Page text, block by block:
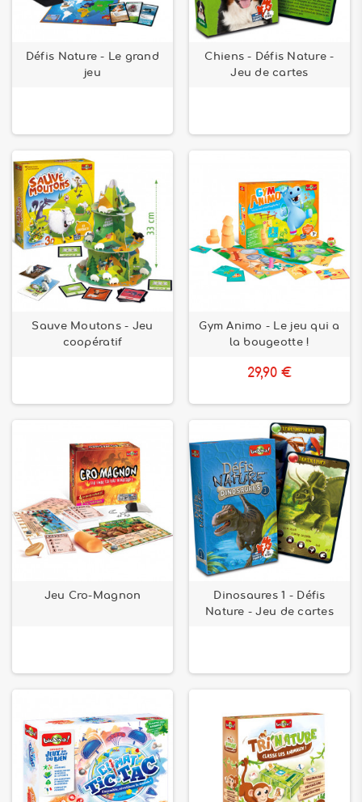
Défis Nature - Le grand
jeu
Chiens - Défis Nature -
Jeu de cartes
Sauve Moutons - Jeu
coopératif
Gym Animo - Le jeu qui a
la bougeotte !
29,90 €
Jeu Cro-Magnon
Dinosaures 1 - Défis
Nature - Jeu de cartes